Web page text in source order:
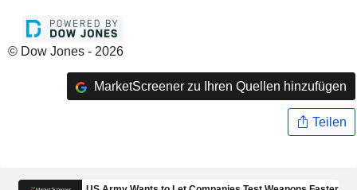
© Dow Jones - 2026
MarketScreener zu Ihren Quellen hinzufügen
Teilen